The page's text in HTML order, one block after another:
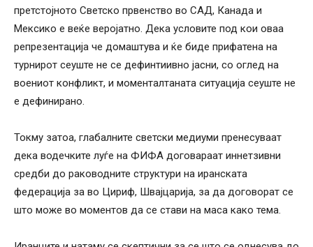
претстојното Светско првенство во САД, Канада и
Мексико е веќе веројатно. Дека условите под кои оваа
репрезентација че домаштува и ќе биде прифатена на
турнирот сеуште не се дефинтиивно јасни, со оглед на
воениот конфликт, и моменталтаната ситуација сеуште не
е дефинирано.
Токму затоа, глабалните светски медиуми пренесуваат
дека водечките луѓе на ФИФА договараат иннетзивни
средби до раководните структури на иранската
федерација за во Цириф, Швајцарија, за да договорат се
што може во моментов да се стави на маса како тема.